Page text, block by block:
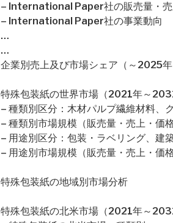
– International Paper社の販売量・売
– International Paper社の事業動向
…
…
企業別売上及び市場シェア（～2025年
特殊包装紙の世界市場（2021年～
– 種類別区分：木材パルプ繊維材料、
– 種類別市場規模（販売量・売上・価格
– 用途別区分：包装・ラベリング、建
– 用途別市場規模（販売量・売上・価格
特殊包装紙の地域別市場分析
特殊包装紙の北米市場（2021年～